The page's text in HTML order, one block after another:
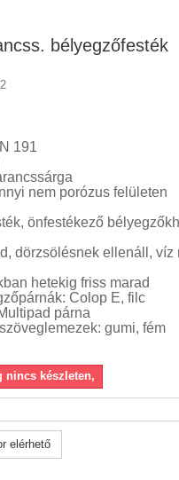
bélyegzőfesték
191
nem porózus felületen
önfestékező
dörzsölésnek ellenáll, víz
hetekig friss marad
Colop E, filc
párna
gumi, fém
nincs készleten,
elérhető